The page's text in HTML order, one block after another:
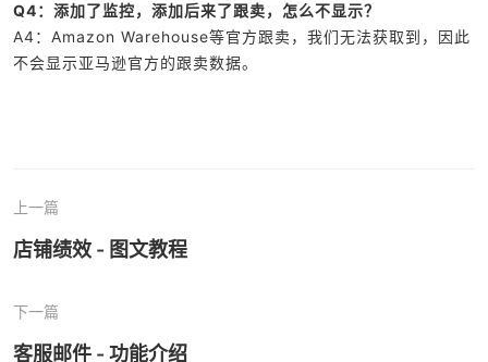
Q4：添加了监控，添加后来了跟卖，怎么不显示？
A4：Amazon Warehouse等官方跟卖，我们无法获取到，因此
不会显示亚马逊官方的跟卖数据。
上一篇
店铺绩效 - 图文教程
下一篇
客服邮件 - 功能介绍